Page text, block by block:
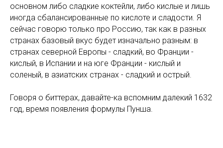
основном либо сладкие коктейли, либо кислые и лишь
иногда сбалансированные по кислоте и сладости. Я
сейчас говорю только про Россию, так как в разных
странах базовый вкус будет изначально разным: в
странах северной Европы - сладкий, во Франции -
кислый, в Испании и на юге Франции - кислый и
соленый, в азиатских странах - сладкий и острый.
Говоря о биттерах, давайте-ка вспомним далекий 1632
год, время появления формулы Пунша.